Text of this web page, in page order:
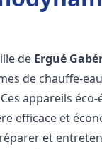
de Ergué
de chauffe-
appareils
efficace et
et